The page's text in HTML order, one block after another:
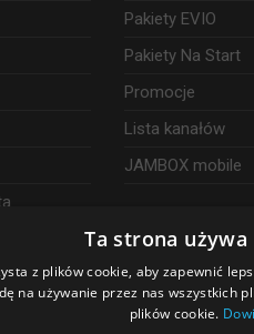
Pakiety EVIO
Pakiety Na Start
Promocje
Lista kanałów
JAMBOX mobile
Ta strona
z plików cookie, aby zapewnić
na używanie przez nas wszystkich
plików cookie.